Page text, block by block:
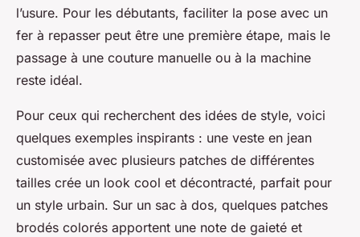
l’usure. Pour les débutants, faciliter la pose avec un
fer à repasser peut être une première étape, mais le
passage à une couture manuelle ou à la machine
reste idéal.
Pour ceux qui recherchent des idées de style, voici
quelques exemples inspirants : une veste en jean
customisée avec plusieurs patches de différentes
tailles crée un look cool et décontracté, parfait pour
un style urbain. Sur un sac à dos, quelques patches
brodés colorés apportent une note de gaieté et